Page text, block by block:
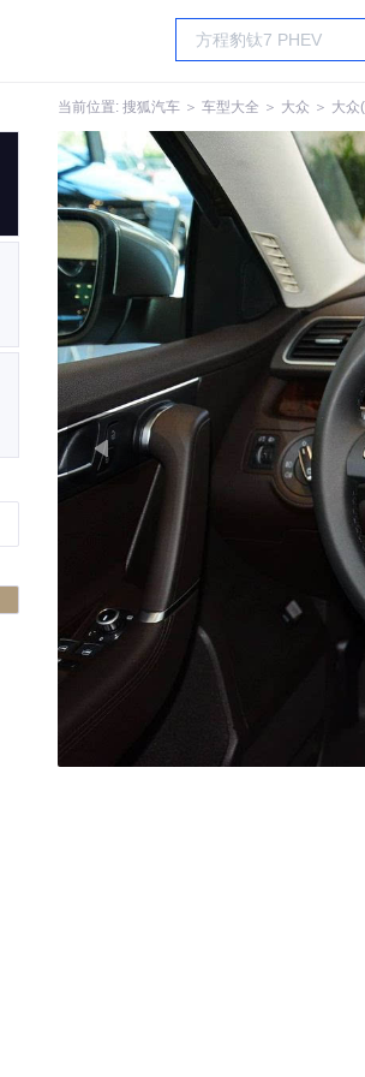
当前位置: 搜狐汽车 ＞ 车型大全 ＞ 大众 ＞ 大众